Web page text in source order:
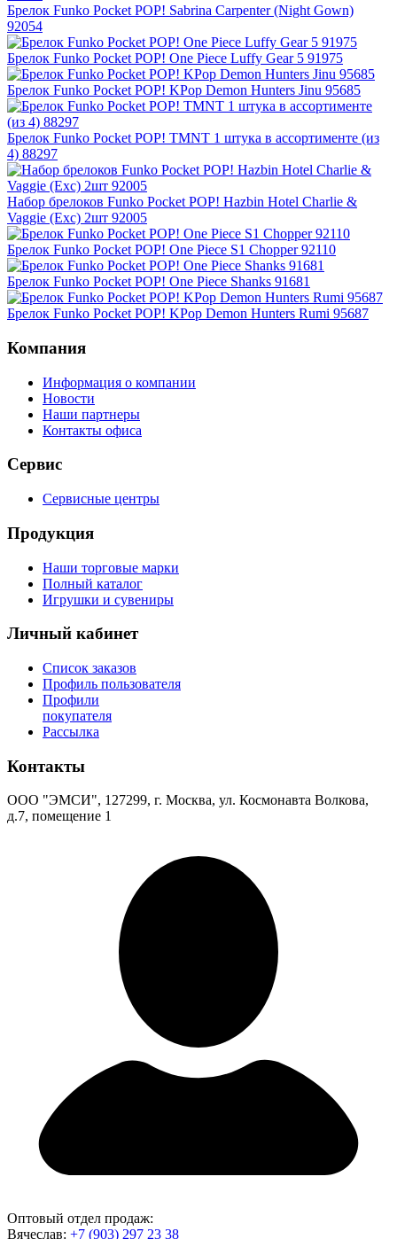
Брелок Funko Pocket POP! Sabrina Carpenter (Night Gown)
92054
Брелок Funko Pocket POP! One Piece Luffy Gear 5 91975
Брелок Funko Pocket POP! KPop Demon Hunters Jinu 95685
Брелок Funko Pocket POP! TMNT 1 штука в ассортименте (из
4) 88297
Набор брелоков Funko Pocket POP! Hazbin Hotel Charlie &
Vaggie (Exc) 2шт 92005
Брелок Funko Pocket POP! One Piece S1 Chopper 92110
Брелок Funko Pocket POP! One Piece Shanks 91681
Брелок Funko Pocket POP! KPop Demon Hunters Rumi 95687
Компания
Информация о компании
Новости
Наши партнеры
Контакты офиса
Сервис
Сервисные центры
Продукция
Наши торговые марки
Полный каталог
Игрушки и сувениры
Личный кабинет
Список заказов
Профиль пользователя
Профили
покупателя
Рассылка
Контакты
ООО "ЭМСИ", 127299, г. Москва, ул. Космонавта Волкова,
д.7, помещение 1
Оптовый отдел продаж:
Вячеслав: +7 (903) 297 23 38